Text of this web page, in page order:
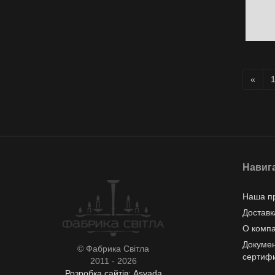
« 1
© Фабрика Світла
2011 - 2026
Наша
О